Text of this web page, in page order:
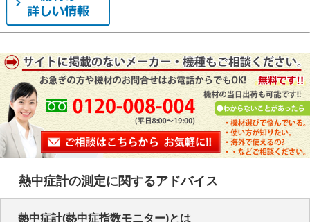
熱中症計の測定に関するアドバイス
熱中症計(熱中症指数モニター)とは